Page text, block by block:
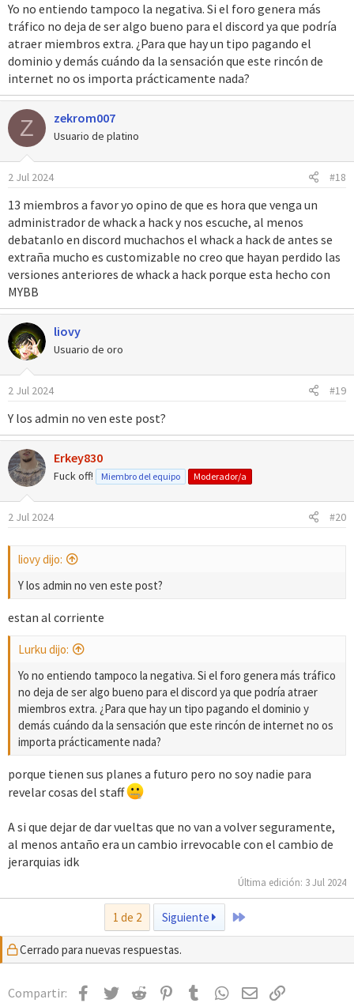
Yo no entiendo tampoco la negativa. Si el foro genera más
tráfico no deja de ser algo bueno para el discord ya que podría
atraer miembros extra. ¿Para que hay un tipo pagando el
dominio y demás cuándo da la sensación que este rincón de
internet no os importa prácticamente nada?
Z zekrom007
Usuario de platino
2 Jul 2024 #18
13 miembros a favor yo opino de que es hora que venga un
administrador de whack a hack y nos escuche, al menos
debatanlo en discord muchachos el whack a hack de antes se
extraña mucho es customizable no creo que hayan perdido las
versiones anteriores de whack a hack porque esta hecho con
MYBB
liovy
Usuario de oro
2 Jul 2024 #19
Y los admin no ven este post?
Erkey830
Fuck off! Miembro del equipo Moderador/a
2 Jul 2024 #20
liovy dijo:
Y los admin no ven este post?
estan al corriente
Lurku dijo:
Yo no entiendo tampoco la negativa. Si el foro genera más tráfico
no deja de ser algo bueno para el discord ya que podría atraer
miembros extra. ¿Para que hay un tipo pagando el dominio y
demás cuándo da la sensación que este rincón de internet no os
importa prácticamente nada?
porque tienen sus planes a futuro pero no soy nadie para
revelar cosas del staff
A si que dejar de dar vueltas que no van a volver seguramente,
al menos antaño era un cambio irrevocable con el cambio de
jerarquias idk
Última edición: 3 Jul 2024
1 de 2 Siguiente Último
Cerrado para nuevas respuestas.
Compartir: Facebook
TwitterReddit Pinterest
TumblrWhatsApp
EmailEnlace